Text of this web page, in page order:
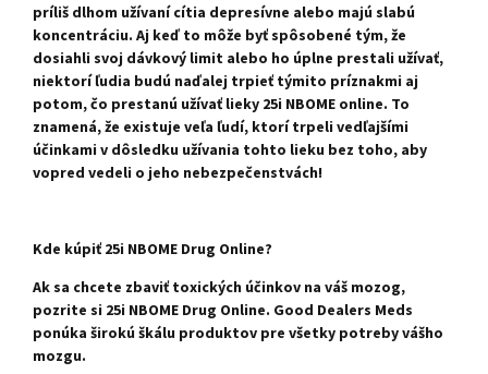
príliš dlhom užívaní cítia depresívne alebo majú slabú
koncentráciu. Aj keď to môže byť spôsobené tým, že
dosiahli svoj dávkový limit alebo ho úplne prestali užívať,
niektorí ľudia budú naďalej trpieť týmito príznakmi aj
potom, čo prestanú užívať lieky 25i NBOME online. To
znamená, že existuje veľa ľudí, ktorí trpeli vedľajšími
účinkami v dôsledku užívania tohto lieku bez toho, aby
vopred vedeli o jeho nebezpečenstvách!
Kde kúpiť 25i NBOME Drug Online?
Ak sa chcete zbaviť toxických účinkov na váš mozog,
pozrite si 25i NBOME Drug Online. Good Dealers Meds
ponúka širokú škálu produktov pre všetky potreby vášho
mozgu.